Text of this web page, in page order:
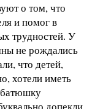
о том, что
и помог в
трудностей. У
не рождались
что детей,
хотели иметь
батюшку